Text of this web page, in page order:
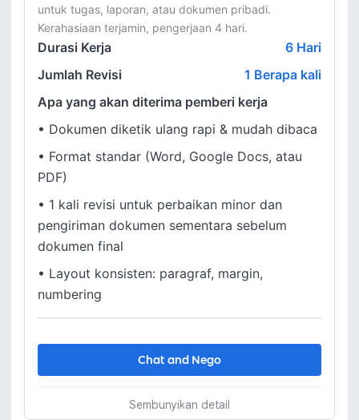
untuk tugas, laporan, atau dokumen pribadi.
Kerahasiaan terjamin, pengerjaan 4 hari.
Durasi Kerja 6 Hari
Jumlah Revisi
1 Berapa kali
Apa yang akan diterima pemberi kerja
• Dokumen diketik ulang rapi & mudah dibaca
• Format standar (Word, Google Docs, atau
PDF)
• 1 kali revisi untuk perbaikan minor dan
pengiriman dokumen sementara sebelum
dokumen final
• Layout konsisten: paragraf, margin,
numbering
Chat and Nego
Sembunyikan detail